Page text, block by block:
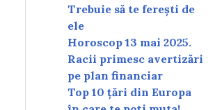
Trebuie să te ferești de
ele
Horoscop 13 mai 2025.
Racii primesc avertizări
pe plan financiar
Top 10 țări din Europa